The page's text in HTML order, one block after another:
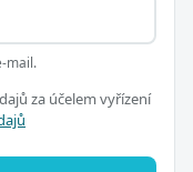
mail.
za účelem vyřízení